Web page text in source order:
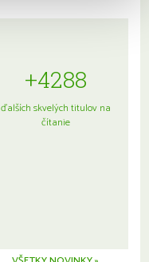
+4288
ďalších skvelých titulov na
čítanie